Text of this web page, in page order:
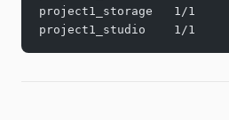
project1_storage   1/1
project1_studio    1/1